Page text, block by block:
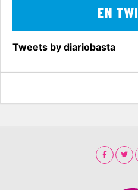
EN
Tweets by diariobasta